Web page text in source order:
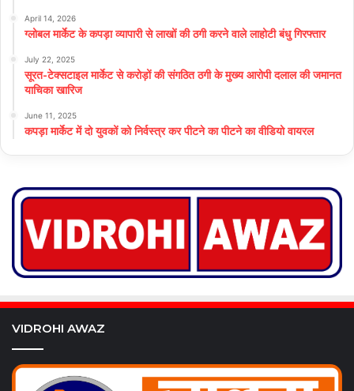
April 14, 2026
ग्लोबल मार्केट के कपड़ा व्यापारी से लाखों की ठगी करने वाले लाहोटी बंधु गिरफ्तार
July 22, 2025
सूरत-टेक्सटाइल मार्केट से करोड़ों की संगठित ठगी के मुख्य आरोपी दलाल की जमानत
याचिका खारिज
June 11, 2025
कपड़ा मार्केट में दो युवकों को निर्वस्त्र कर पीटने का पीटने का वीडियो वायरल
VIDROHI AWAZ